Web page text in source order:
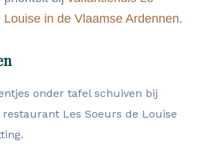
Louise in de Vlaamse Ardennen.
onder tafel schuiven bij
Les Soeurs de Louise